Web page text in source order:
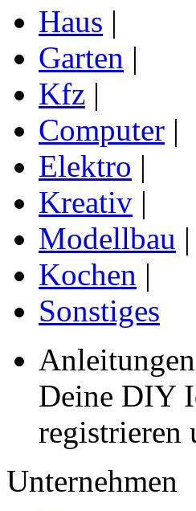
Haus |
Garten |
Kfz |
Computer |
Elektro |
Kreativ |
Modellbau |
Kochen |
Sonstiges
Deine DIY
registrieren
Unternehmen